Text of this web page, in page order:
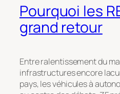
Pourquoi les
grand retour
Entre ralentissement du
infrastructures encore
pays, les véhicules à